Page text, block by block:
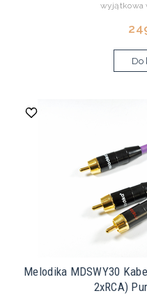
wyjątkowa
Do
Melodika MDSWY30
2xRCA)